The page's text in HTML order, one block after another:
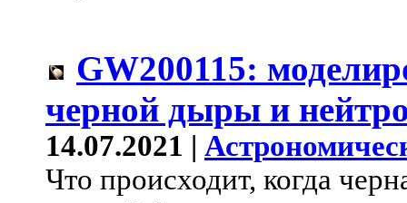
GW200115:
черной дыры и
14.07.2021 |
Что происходит, когда